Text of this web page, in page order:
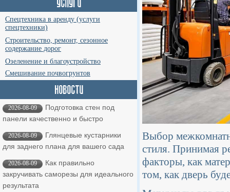
Спецтехника в аренду (услуги
спецтехники)
Строительство, ремонт, сезонное
содержание дорог
Озеленение и благоустройство
Смешивание почвогрунтов
2026-08-09
Подготовка стен под
панели качественно и быстро
2026-08-09
Глянцевые кустарники
для заднего плана для вашего сада
2026-08-09
Как правильно
закручивать саморезы для идеального
результата
Выбор
стиля. Принимая
факторы, как
том, как дверь